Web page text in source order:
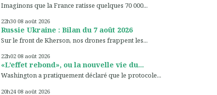
Imaginons que la France ratisse quelques 70 000...
22h30 08 août 2026
Russie Ukraine : Bilan du 7 août 2026
Sur le front de Kherson, nos drones frappent les...
22h02 08 août 2026
«L’effet rebond», ou la nouvelle vie du...
Washington a pratiquement déclaré que le protocole...
20h24 08 août 2026